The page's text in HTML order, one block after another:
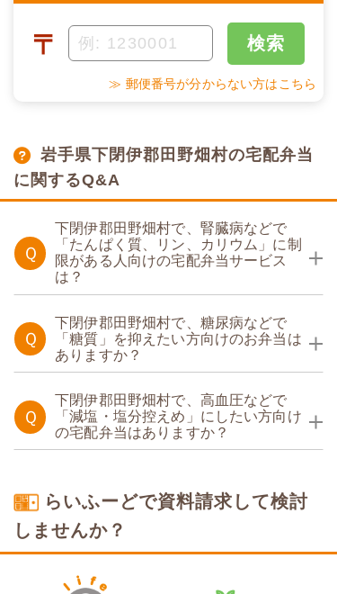
〒 検索
≫ 郵便番号が分からない方はこちら
岩手県下閉伊郡田野畑村の宅配弁当
に関するQ&A
Ｑ
下閉伊郡田野畑村で、腎臓病などで
「たんぱく質、リン、カリウム」に制
限がある人向けの宅配弁当サービス
は？
Ｑ
下閉伊郡田野畑村で、糖尿病などで
「糖質」を抑えたい方向けのお弁当は
ありますか？
Ｑ
下閉伊郡田野畑村で、高血圧などで
「減塩・塩分控えめ」にしたい方向け
の宅配弁当はありますか？
らいふーどで資料請求して検討
しませんか？